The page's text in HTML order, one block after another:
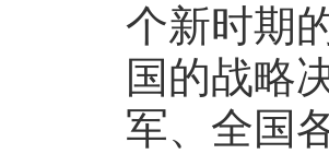
个新时期
国的战略
军、全国